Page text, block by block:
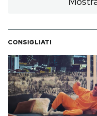
CONSIGLIATI